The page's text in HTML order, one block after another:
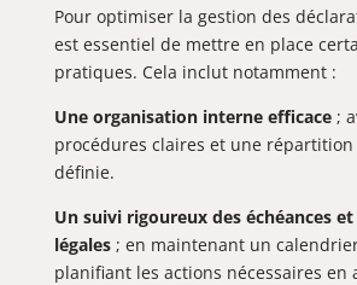
Pour optimiser la gestion des
est essentiel de mettre en place
pratiques. Cela inclut notamment :
Une organisation interne efficace;
procédures claires et une
définie.
Un suivi rigoureux des échéances
légales; en maintenant un
planifiant les actions nécessaires en